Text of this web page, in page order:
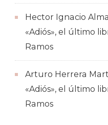
Hector Ignacio
«Adiós», el último
Ramos
Arturo Herrera
«Adiós», el último
Ramos